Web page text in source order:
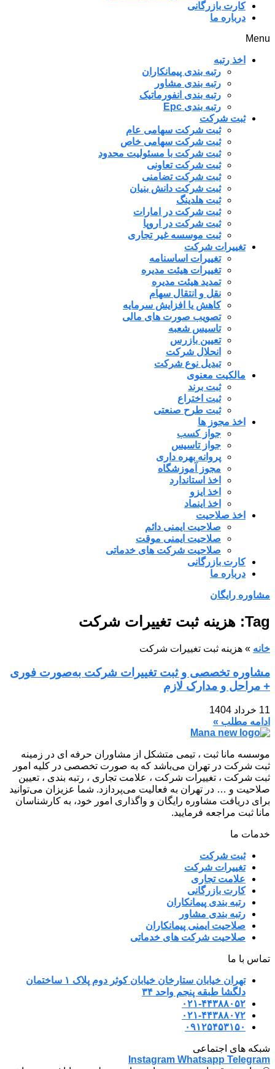
کارت بازرگانی
درباره ما
Menu
اخذ رتبه
رتبه بندی پیمانکاران
رتبه بندی مشاور
رتبه بندی انفورماتیک
رتبه بندی Epc
ثبت شرکت
ثبت شرکت سهامی عام
ثبت شرکت سهامی خاص
ثبت شرکت با مسئولیت محدود
ثبت شرکت تعاونی
ثبت شرکت تضامنی
ثبت شرکت دانش بنیان
ثبت هلدینگ
ثبت شرکت در امارات
ثبت شرکت در اروپا
ثبت موسسه غیر تجاری
تغییرات شرکت
تغییرات اساسنامه
تغییرات هیئت مدیره
تمدید هیئت مدیره
نقل و انتقال سهام
کاهش یا افزایش سرمایه
تصویب صورت های مالی
تاسیس شعبه
تعیین بازرس
انحلال شرکت
تبدیل نوع شرکت
مالکیت معنوی
ثبت برند
ثبت اختراع
ثبت طرح صنعتی
اخذ مجوز ها
جواز کسب
جواز تاسیس
پروانه بهره داری
مجوز آموزشگاه
اخذ استاندارد
اخذ ایزو
اخذ اینماد
اخذ صلاحیت
صلاحیت ایمنی دائم
صلاحیت ایمنی موقت
صلاحیت شرکت های خدماتی
کارت بازرگانی
درباره ما
مشاوره رایگان
Tag: هزینه ثبت تغییرات شرکت
خانه » هزینه ثبت تغییرات شرکت
مشاوره تخصصی و ثبت تغییرات شرکت به‌صورت فوری
+ مراحل و مدارک لازم
11 خرداد 1404
ادامه مطلب »
موسسه مانا ثبت ، تیمی متشکل از مشاوران حرفه ای در زمینه
ثبت شرکت در تهران می‌باشد که به صورت تخصصی در کلیه امور
ثبت شرکت ، تغییرات شرکت ، علامت تجاری ، رتبه بندی ، تعیین
صلاحیت و … در تهران به فعالیت می‌پردازد. شما عزیزان می‌توانید
برای دریافت مشاوره رایگان و واگذاری امور خود، به کارشناسان
مانا ثبت مراجعه فرمایید.
خدمات ما
ثبت شرکت
تغییرات شرکت
علامت تجاری
کارت بازرگانی
رتبه بندی پیمانکاران
رتبه بندی مشاور
صلاحیت ایمنی پیمانکاران
صلاحیت شرکت های خدماتی
تماس با ما
تهران خیابان ستارخان خیابان کوثر دوم پلاک ۱ ساختمان
دلگشا طبقه پنجم واحد ۳۴
۰۲۱-۴۴۳۸۸۰۵۲
۰۲۱-۴۴۳۸۸۰۷۲
۰۹۱۲۵۴۵۳۱۵۰
شبکه های اجتماعی
Instagram Whatsapp Telegram